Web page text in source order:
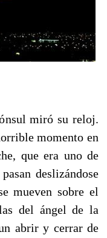
miró su reloj.
momento en
que era uno de
deslizándose
mueven sobre el
del ángel de la
abrir y cerrar de